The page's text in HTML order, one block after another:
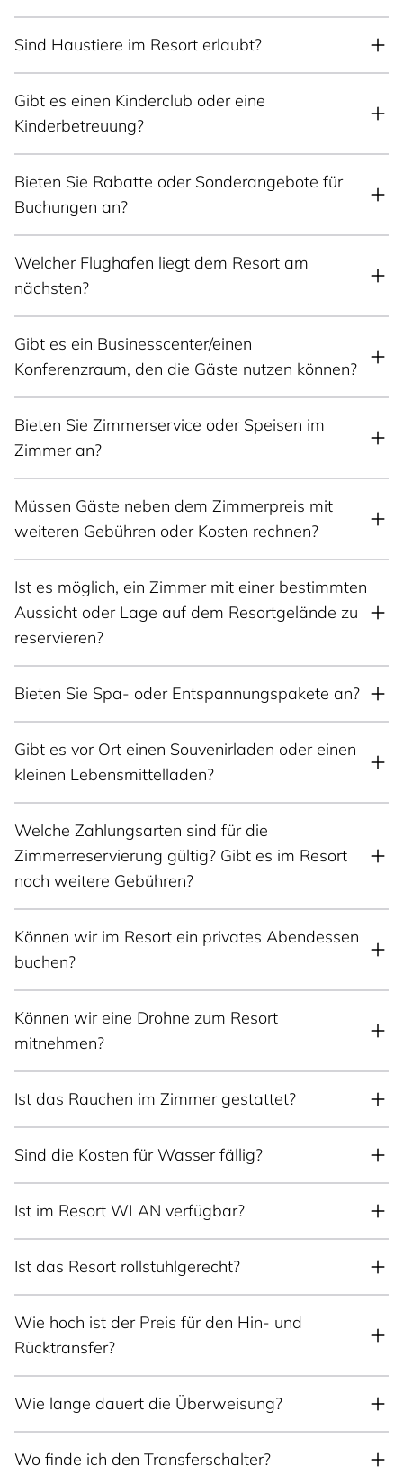
Sind Haustiere im Resort erlaubt?
Gibt es einen Kinderclub oder eine
Kinderbetreuung?
Bieten Sie Rabatte oder Sonderangebote für
Buchungen an?
Welcher Flughafen liegt dem Resort am
nächsten?
Gibt es ein Businesscenter/einen
Konferenzraum, den die Gäste nutzen können?
Bieten Sie Zimmerservice oder Speisen im
Zimmer an?
Müssen Gäste neben dem Zimmerpreis mit
weiteren Gebühren oder Kosten rechnen?
Ist es möglich, ein Zimmer mit einer bestimmten
Aussicht oder Lage auf dem Resortgelände zu
reservieren?
Bieten Sie Spa- oder Entspannungspakete an?
Gibt es vor Ort einen Souvenirladen oder einen
kleinen Lebensmittelladen?
Welche Zahlungsarten sind für die
Zimmerreservierung gültig? Gibt es im Resort
noch weitere Gebühren?
Können wir im Resort ein privates Abendessen
buchen?
Können wir eine Drohne zum Resort
mitnehmen?
Ist das Rauchen im Zimmer gestattet?
Sind die Kosten für Wasser fällig?
Ist im Resort WLAN verfügbar?
Ist das Resort rollstuhlgerecht?
Wie hoch ist der Preis für den Hin- und
Rücktransfer?
Wie lange dauert die Überweisung?
Wo finde ich den Transferschalter?